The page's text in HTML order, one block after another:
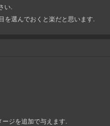
い.
を選んでおくと楽だと思います.
ジを追加で与えます.